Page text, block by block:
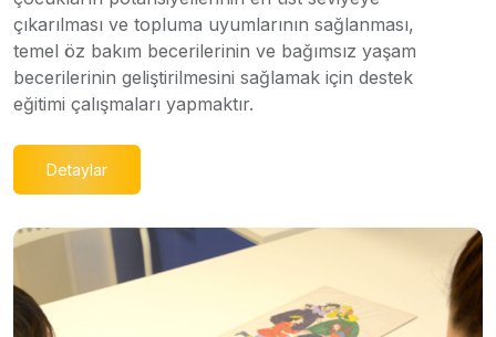
çıkarılması ve topluma uyumlarının sağlanması,
temel öz bakım becerilerinin ve bağımsız yaşam
becerilerinin geliştirilmesini sağlamak için destek
eğitimi çalışmaları yapmaktır.
Detaylar